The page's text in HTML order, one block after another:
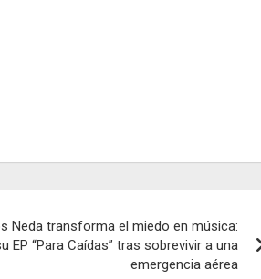
Neda transforma el miedo en música:
EP “Para Caídas” tras sobrevivir a una
emergencia aérea